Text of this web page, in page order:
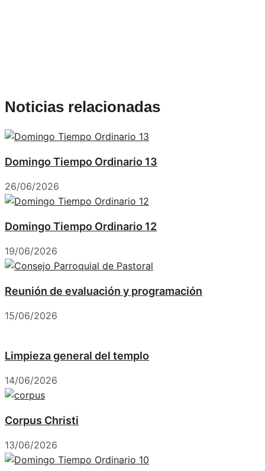
Noticias relacionadas
Domingo Tiempo Ordinario 13
26/06/2026
Domingo Tiempo Ordinario 12
19/06/2026
Reunión de evaluación y programación
15/06/2026
Limpieza general del templo
14/06/2026
Corpus Christi
13/06/2026